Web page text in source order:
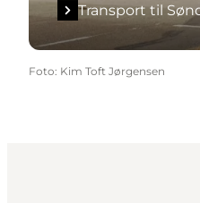
Transport til
Foto: Kim Toft Jørgensen